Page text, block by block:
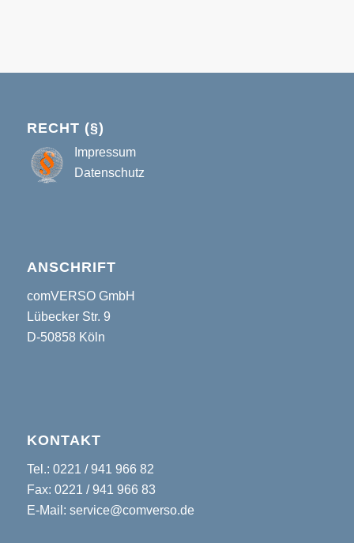
RECHT (§)
Impressum
Datenschutz
ANSCHRIFT
comVERSO GmbH
Lübecker Str. 9
D-50858 Köln
KONTAKT
Tel.: 0221 / 941 966 82
Fax: 0221 / 941 966 83
E-Mail: service@comverso.de